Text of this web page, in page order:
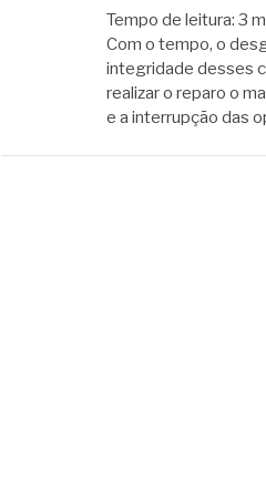
Tempo de leitura: 3
Com o tempo, o
integridade desses
realizar o reparo o
e a interrupção das